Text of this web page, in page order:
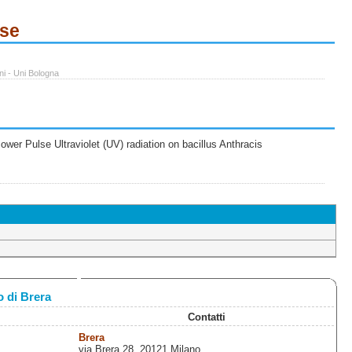
- Uni Bologna
Pulse Ultraviolet (UV) radiation on bacillus Anthracis
di Brera
Contatti
Brera
via Brera 28, 20121 Milano